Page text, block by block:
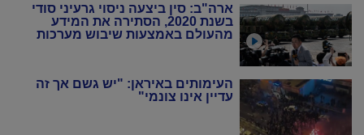
ארה"ב: סין ביצעה ניסוי גרעיני סודי
בשנת 2020, הסתירה את המידע
מהעולם באמצעות שיבוש מערכות
העימותים באיראן: "יש גשם אך זה
עדיין אינו צונמי"